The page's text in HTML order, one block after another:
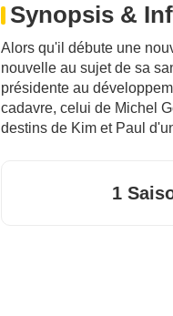
Synopsis &
Alors qu'il débute une
nouvelle au sujet de sa
présidente au
cadavre, celui de Michel
destins de Kim et Paul
1